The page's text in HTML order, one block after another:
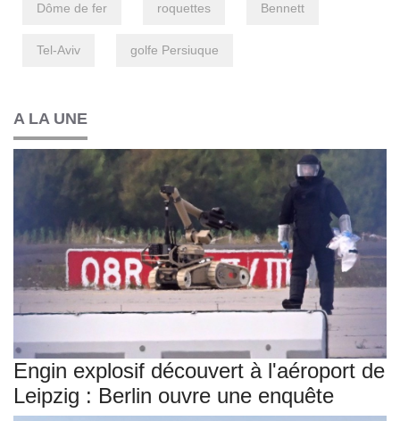
Dôme de fer roquettes Bennett
Tel-​Aviv golfe Persiuque
A LA UNE
Engin explosif découvert à l'aéroport de
Leipzig : Berlin ouvre une enquête